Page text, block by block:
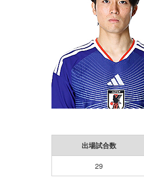
出場試合数
29